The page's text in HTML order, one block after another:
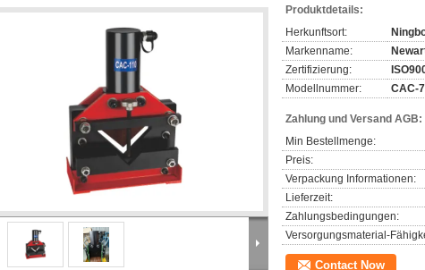
Produktdetails:
Herkunftsort:
Markenname:
Zertifizierung:
Modellnummer:
CAC-
Zahlung und Versand AGB:
Min Bestellmenge:
Preis:
Verpackung Informationen:
Lieferzeit:
Zahlungsbedingungen:
Versorgungsmaterial-
Contact Now